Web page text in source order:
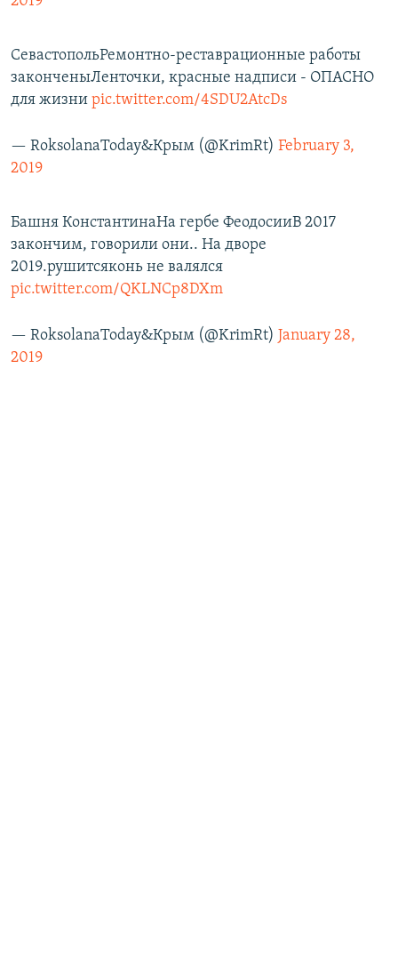
СевастопольРемонтно-реставрационные работы
законченыЛенточки, красные надписи - ОПАСНО
для жизни pic.twitter.com/4SDU2AtcDs
— RoksolanaToday&Крым (@KrimRt) February 3,
2019
Башня КонстантинаНа гербе ФеодосииВ 2017
закончим, говорили они.. На дворе
2019.рушитсяконь не валялся
pic.twitter.com/QKLNCp8DXm
— RoksolanaToday&Крым (@KrimRt) January 28,
2019